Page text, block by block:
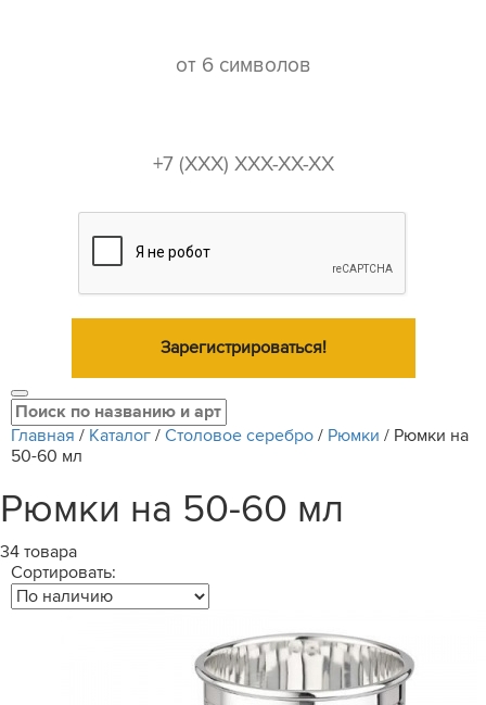
Зарегистрироваться!
Главная / Каталог / Столовое серебро / Рюмки / Рюмки на
50-60 мл
Рюмки на 50-60 мл
34 товара
Сортировать: